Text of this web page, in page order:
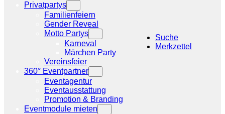
Privatpartys
Familienfeiern
Gender Reveal
Motto Partys
Karneval
Märchen Party
Vereinsfeier
360° Eventpartner
Eventagentur
Eventausstattung
Promotion & Branding
Eventmodule mieten
Suche
Merkzettel